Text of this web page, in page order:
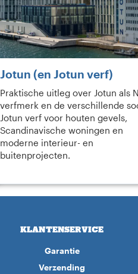
Jotun (en Jotun verf)
Praktische uitleg over Jotun als
verfmerk en de verschillende
Jotun verf voor houten gevels,
Scandinavische woningen en
moderne interieur- en
buitenprojecten.
KLANTENSERVICE
Garantie
Verzending